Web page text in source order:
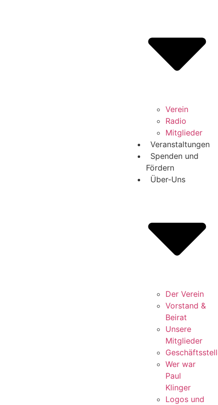
Verein
Radio
Mitglieder
Veranstaltungen
Spenden und
Fördern
Über-Uns
Der Verein
Vorstand &
Beirat
Unsere
Mitglieder
Wer war
Paul
Klinger
Logos und